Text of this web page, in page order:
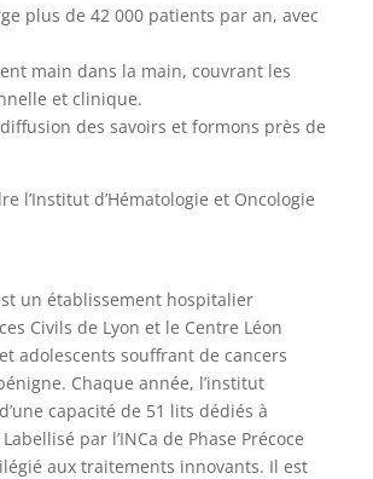
plus de 42 000 patients par an, avec
main dans la main, couvrant les
et clinique.
des savoirs et formons près de
l’Institut d’Hématologie et Oncologie
un établissement hospitalier
Civils de Lyon et le Centre Léon
adolescents souffrant de cancers
Chaque année, l’institut
capacité de 51 lits dédiés à
par l’INCa de Phase Précoce
aux traitements innovants. Il est